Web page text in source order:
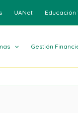
UANet Educación
Gestión